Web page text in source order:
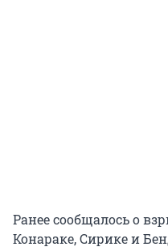
Ранее сообщалось о
Конараке, Сирике и